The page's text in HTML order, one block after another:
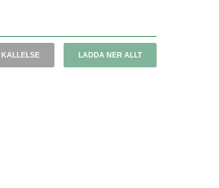
LADDA NER ALLT